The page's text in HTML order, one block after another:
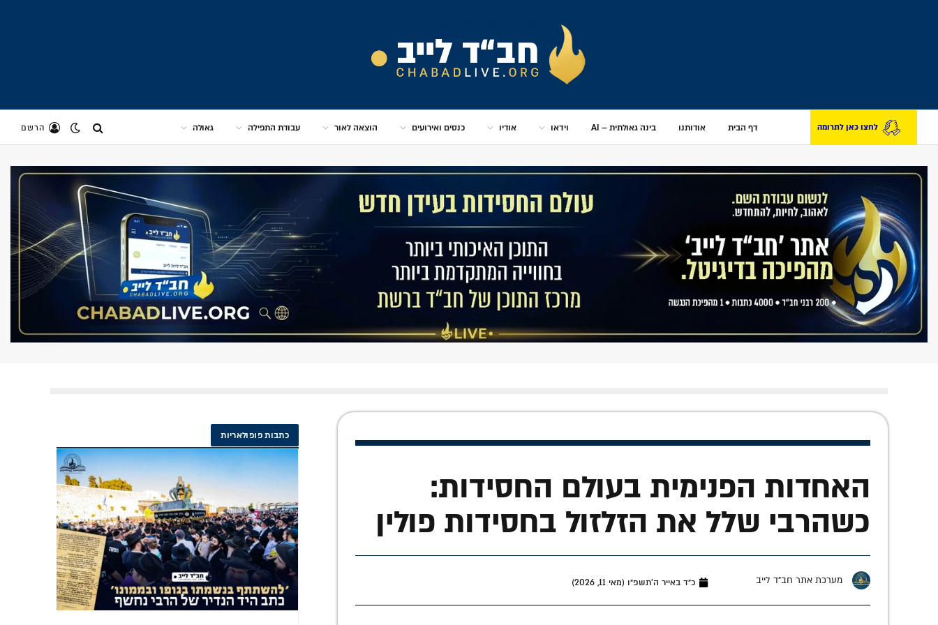
לחצו כאן לתרומה דף הבית אודותנו בינה גאולתית – AI וידאו אודיו כנסים ואירועים הוצאה לאור עבודת התפילה גאולה הרשם
האחדות הפנימית בעולם החסידות:
כשהרבי שלל את הזלזול בחסידות פולין
מערכת אתר חב"ד לייב כ״ד באייר ה׳תשפ״ו (מאי 11, 2026)
כתבות פופולאריות